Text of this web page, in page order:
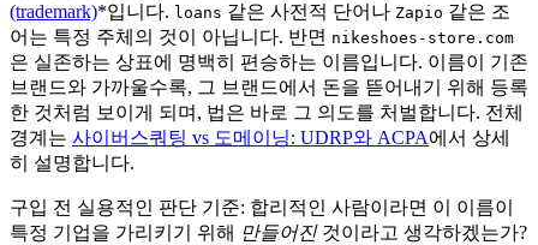
(trademark)*입니다. loans 같은 사전적 단어나 Zapio 같은 조
어는 특정 주체의 것이 아닙니다. 반면 nikeshoes-store.com
은 실존하는 상표에 명백히 편승하는 이름입니다. 이름이 기존
브랜드와 가까울수록, 그 브랜드에서 돈을 뜯어내기 위해 등록
한 것처럼 보이게 되며, 법은 바로 그 의도를 처벌합니다. 전체
경계는 사이버스쿼팅 vs 도메이닝: UDRP와 ACPA에서 상세
히 설명합니다.
구입 전 실용적인 판단 기준: 합리적인 사람이라면 이 이름이
특정 기업을 가리키기 위해 만들어진것이라고 생각하겠는가?